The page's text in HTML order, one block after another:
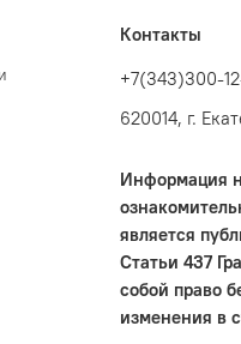
Контакты
+7(343)300-
620014, г.
Информация
является
Статьи 437
собой право
изменения в